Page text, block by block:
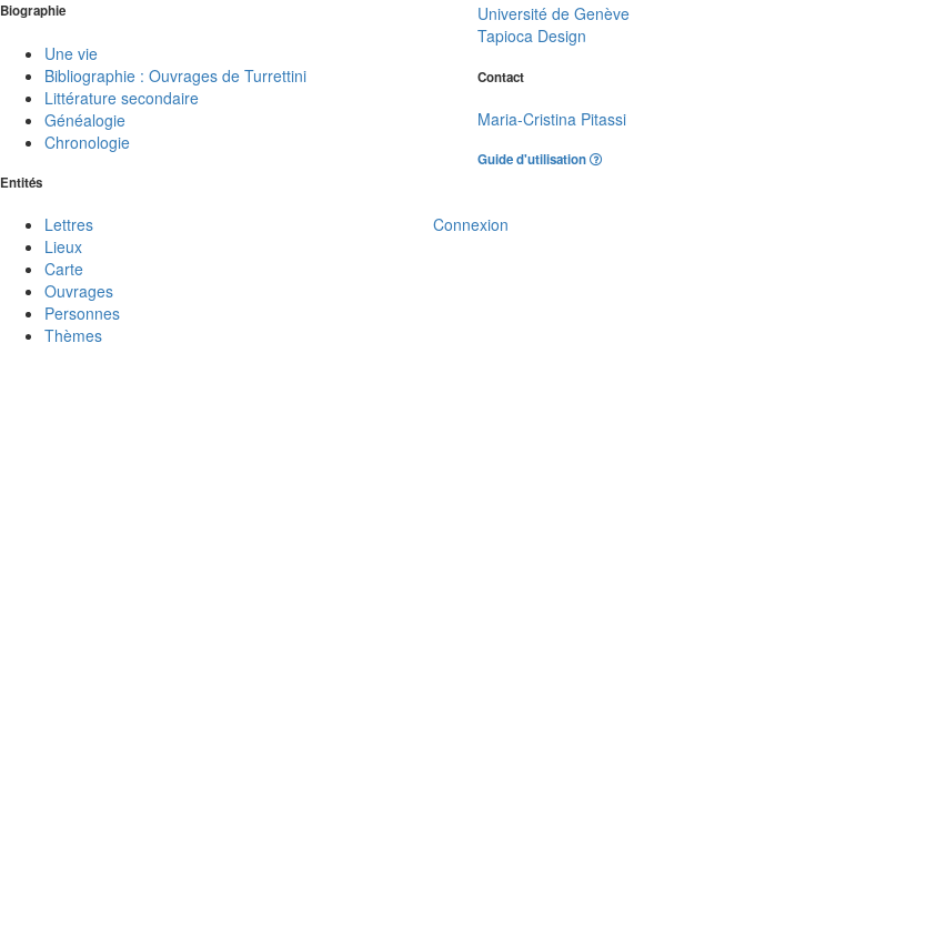
Biographie
Une vie
Bibliographie : Ouvrages de Turrettini
Littérature secondaire
Généalogie
Chronologie
Entités
Lettres
Lieux
Carte
Ouvrages
Personnes
Thèmes
Université de Genève
Tapioca Design
Contact
Maria-Cristina Pitassi
Guide d'utilisation
Connexion